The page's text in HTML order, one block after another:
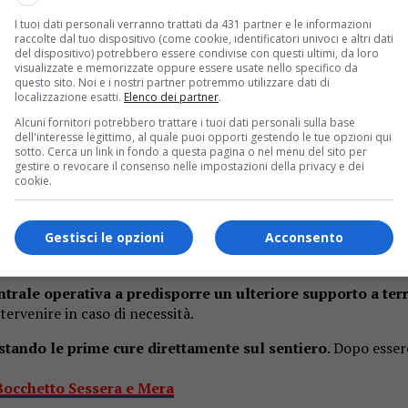
oggi, lunedì 1 giugno, lungo il sentiero di cresta che
contattato il 112 dopo aver visto la donna
dalla base di Borgosesia
, insieme ai tecnici del
operativa a predisporre un ulteriore supporto a
in caso di necessità.
le prime cure direttamente sul sentiero. Dopo
Sessera e Mera
I tuoi dati personali verranno trattati da 431 partner e le informazioni
raccolte dal tuo dispositivo (come cookie, identificatori univoci e altri dati
del dispositivo) potrebbero essere condivise con questi ultimi, da loro
visualizzate e memorizzate oppure essere usate nello specifico da
questo sito. Noi e i nostri partner potremmo utilizzare dati di
localizzazione esatti. Elenco dei partner.
Alcuni fornitori potrebbero trattare i tuoi dati personali sulla base
dell'interesse legittimo, al quale puoi opporti gestendo le tue opzioni qui
sotto. Cerca un link in fondo a questa pagina o nel menu del sito per
gestire o revocare il consenso nelle impostazioni della privacy e dei
cookie.
Acconsento
Gestisci le opzioni